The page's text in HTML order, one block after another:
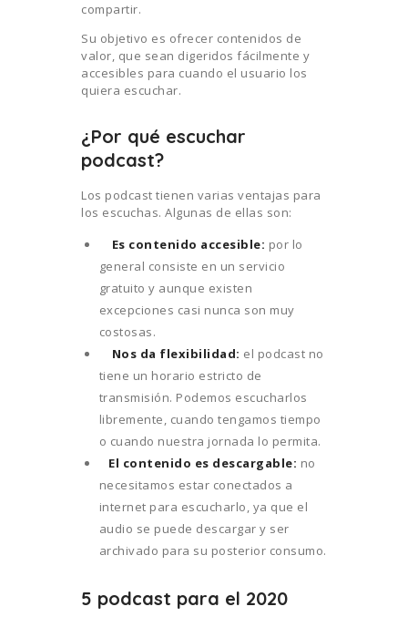
compartir.
Su objetivo es ofrecer contenidos de
valor, que sean digeridos fácilmente y
accesibles para cuando el usuario los
quiera escuchar.
¿Por qué escuchar
podcast?
Los podcast tienen varias ventajas para
los escuchas. Algunas de ellas son:
Es contenido accesible: por lo
general consiste en un servicio
gratuito y aunque existen
excepciones casi nunca son muy
costosas.
Nos da flexibilidad: el podcast no
tiene un horario estricto de
transmisión. Podemos escucharlos
libremente, cuando tengamos tiempo
o cuando nuestra jornada lo permita.
El contenido es descargable: no
necesitamos estar conectados a
internet para escucharlo, ya que el
audio se puede descargar y ser
archivado para su posterior consumo.
5 podcast para el 2020